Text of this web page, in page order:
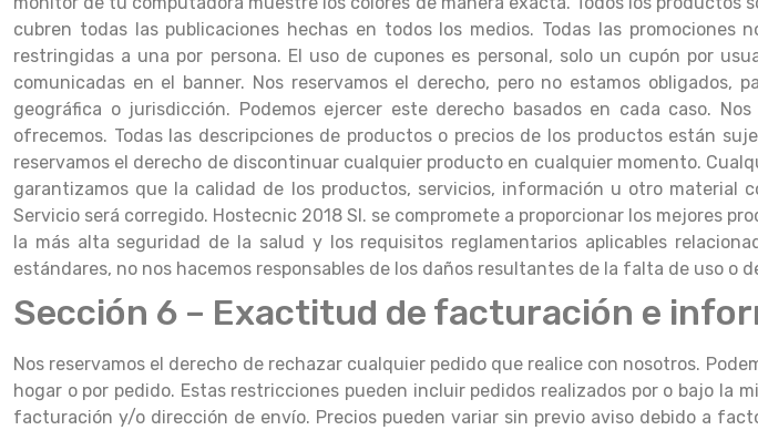
cubren todas las publicaciones hechas en todos los medios. Todas las
restringidas a una por persona. El uso de cupones es personal, solo un cupón por
comunicadas en el banner. Nos reservamos el derecho, pero no estamos
geográfica o jurisdicción. Podemos ejercer este derecho basados en cada caso.
ofrecemos. Todas las descripciones de productos o precios de los productos están
reservamos el derecho de discontinuar cualquier producto en cualquier momento.
garantizamos que la calidad de los productos, servicios, información u otro
Servicio será corregido. Hostecnic 2018 Sl. se compromete a proporcionar los mejores
la más alta seguridad de la salud y los requisitos reglamentarios aplicables
estándares, no nos hacemos responsables de los daños resultantes de la falta de uso
Sección 6 – Exactitud de facturación e
Nos reservamos el derecho de rechazar cualquier pedido que realice con nosotros.
hogar o por pedido. Estas restricciones pueden incluir pedidos realizados por o bajo
facturación y/o dirección de envío. Precios pueden variar sin previo aviso debido a